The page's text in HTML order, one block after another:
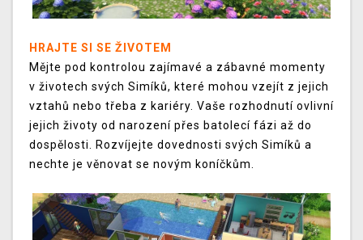
HRAJTE SI SE ŽIVOTEM
Mějte pod kontrolou zajímavé a zábavné momenty
v životech svých Simíků, které mohou vzejít z jejich
vztahů nebo třeba z kariéry. Vaše rozhodnutí ovlivní
jejich životy od narození přes batolecí fázi až do
dospělosti. Rozvíjejte dovednosti svých Simíků a
nechte je věnovat se novým koníčkům.